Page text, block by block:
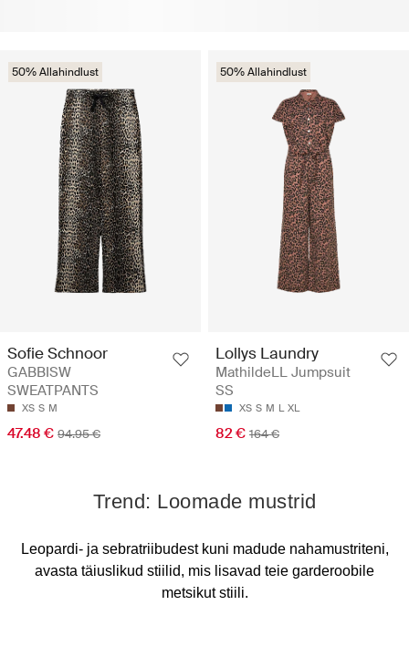
50% Allahindlust
Sofie Schnoor
GABBISW
SWEATPANTS
XS S M
47.48 € 94.95 €
50% Allahindlust
Lollys Laundry
MathildeLL Jumpsuit
SS
XS S M L XL
82 € 164 €
Trend: Loomade mustrid
Leopardi- ja sebratriibudest kuni madude nahamustriteni,
avasta täiuslikud stiilid, mis lisavad teie garderoobile
metsikut stiili.